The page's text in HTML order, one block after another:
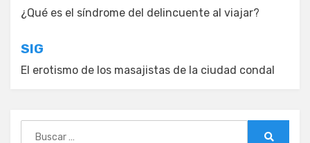
de
entradas
¿Qué es el síndrome del delincuente al viajar?
SIG
El erotismo de los masajistas de la ciudad condal